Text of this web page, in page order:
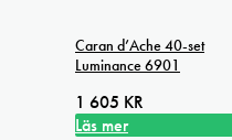
Caran d’Ache 40-set
Luminance 6901
1 605 KR
Läs mer